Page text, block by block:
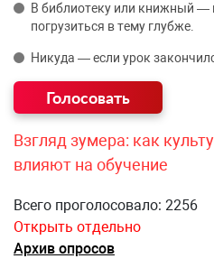
В библиотеку или книжный —
погрузиться в тему глубже.
Никуда — если урок
Взгляд зумера: как
влияют на обучение
Всего проголосовало: 2256
Открыть отдельно
Архив опросов